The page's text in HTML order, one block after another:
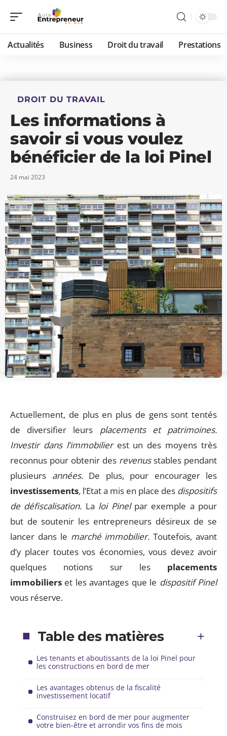
Actualités Business Droit du travail Prestations
DROIT DU TRAVAIL
Les informations à
savoir si vous voulez
bénéficier de la loi Pinel
24 mai 2023
Actuellement, de plus en plus de gens sont tentés
de diversifier leurs placements et patrimoines.
Investir dans l’immobilierest un des moyens très
reconnus pour obtenir des revenusstables pendant
plusieurs années. De plus, pour encourager les
investissements, l’Etat a mis en place des dispositifs
de défiscalisation. La loi Pinelpar exemple a pour
but de soutenir les entrepreneurs désireux de se
lancer dans le marché immobilier. Toutefois, avant
d’y placer toutes vos économies, vous devez avoir
quelques notions sur les placements
immobiliers et les avantages que le dispositif Pinel
vous réserve.
Table des matières
Les tenants et aboutissants de la loi Pinel pour
les constructions en bord de mer
Les avantages obtenus de la fiscalité
investissement locatif
Construisez en bord de mer pour augmenter
votre bien-être et arrondir vos fins de mois